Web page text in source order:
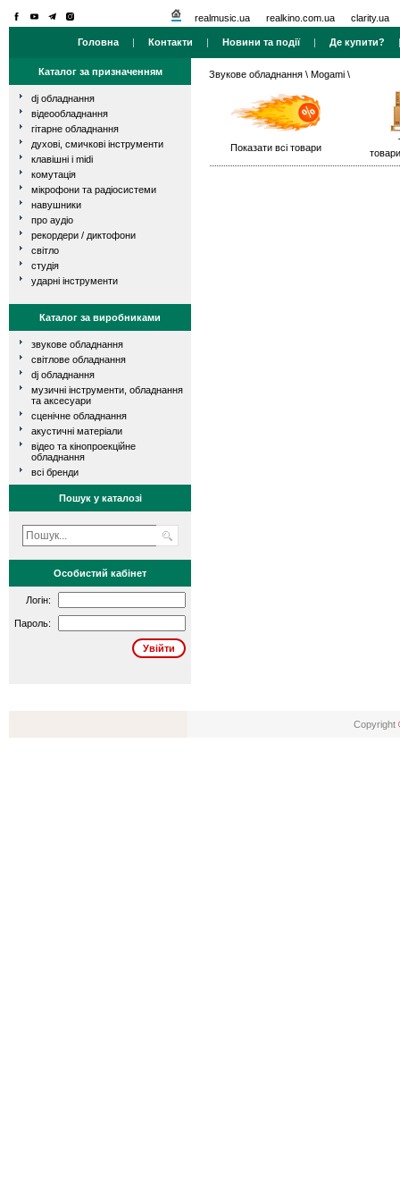
realmusic.ua realkino.com.ua clarity.ua
Головна | Контакти | Новини та події| Де купити?
Каталог за призначенням
dj обладнання
відеообладнання
гітарне обладнання
духові, смичкові інструменти
клавішні і midi
комутація
мікрофони та радіосистеми
навушники
про аудіо
рекордери / диктофони
світло
студія
ударні інструменти
Каталог за виробниками
звукове обладнання
світлове обладнання
dj обладнання
музичні інструменти, обладнання
та аксесуари
сценічне обладнання
акустичні матеріали
відео та кінопроекційне
обладнання
всі бренди
Пошук у каталозі
Особистий кабінет
Логін:
Пароль:
Звукове обладнання \ Mogami \
Показати всі товари
Copyright